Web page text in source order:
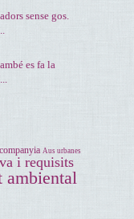
sense gos.
es fa la
Aus urbanes
i requisits
ambiental